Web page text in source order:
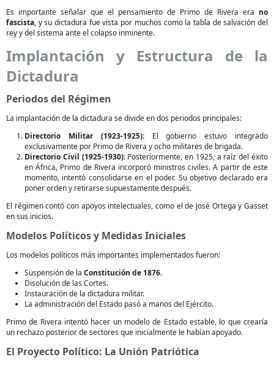
Es importante señalar que el pensamiento de Primo de Rivera era no
fascista, y su dictadura fue vista por muchos como la tabla de salvación del
rey y del sistema ante el colapso inminente.
Implantación y Estructura de la
Dictadura
Periodos del Régimen
La implantación de la dictadura se divide en dos periodos principales:
Directorio Militar (1923-1925):El gobierno estuvo integrado
exclusivamente por Primo de Rivera y ocho militares de brigada.
Directorio Civil (1925-1930):Posteriormente, en 1925, a raíz del éxito
en África, Primo de Rivera incorporó ministros civiles. A partir de este
momento, intentó consolidarse en el poder. Su objetivo declarado era
poner orden y retirarse supuestamente después.
El régimen contó con apoyos intelectuales, como el de José Ortega y Gasset
en sus inicios.
Modelos Políticos y Medidas Iniciales
Los modelos políticos más importantes implementados fueron:
Suspensión de la Constitución de 1876.
Disolución de las Cortes.
Instauración de la dictadura militar.
La administración del Estado pasó a manos del Ejército.
Primo de Rivera intentó hacer un modelo de Estado estable, lo que crearía
un rechazo posterior de sectores que inicialmente le habían apoyado.
El Proyecto Político: La Unión Patriótica